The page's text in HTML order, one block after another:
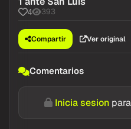
Con este golazo Messi
1 ante San Luis
4 393
Comentarios
Inicia sesion